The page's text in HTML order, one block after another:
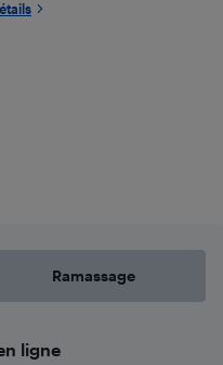
Ramassage
ligne